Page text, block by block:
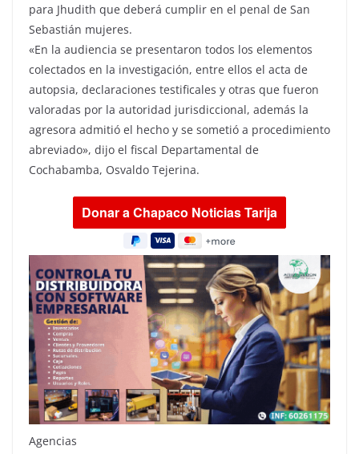
para Jhudith que deberá cumplir en el penal de San
Sebastián mujeres.
«En la audiencia se presentaron todos los elementos
colectados en la investigación, entre ellos el acta de
autopsia, declaraciones testificales y otras que fueron
valoradas por la autoridad jurisdiccional, además la
agresora admitió el hecho y se sometió a procedimiento
abreviado», dijo el fiscal Departamental de
Cochabamba, Osvaldo Tejerina.
Agencias